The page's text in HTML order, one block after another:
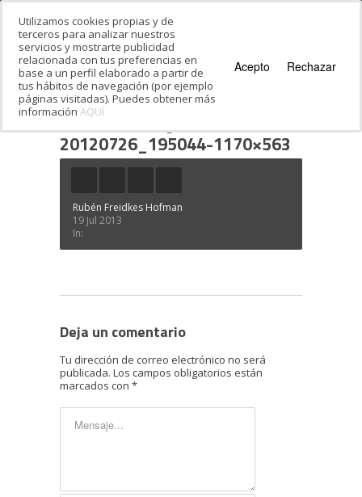
Estás en:
israelíes? · 20120726_195044-1170×563
20120726_195044-1170×563
Rubén Freidkes Hofman
19 Jul 2013
In:
Deja un comentario
Tu dirección de correo electrónico no será
publicada. Los campos obligatorios están
marcados con *
Utilizamos cookies propias y de
terceros para analizar nuestros
servicios y mostrarte publicidad
relacionada con tus preferencias en
base a un perfil elaborado a partir de
tus hábitos de navegación (por ejemplo
páginas visitadas). Puedes obtener más
información AQUÍ
Acepto Rechazar